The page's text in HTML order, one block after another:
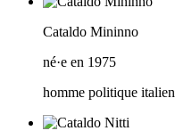
Cataldo Mininno
né·e en 1975
homme politique italien